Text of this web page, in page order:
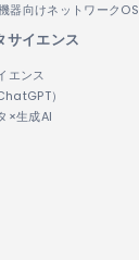
器向けネットワークOS
サイエンス
エンス
）
×生成AI